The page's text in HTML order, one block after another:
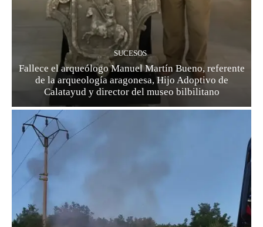
SUCESOS
Fallece el arqueólogo Manuel Martín Bueno, referente
de la arqueología aragonesa, Hijo Adoptivo de
Calatayud y director del museo bilbilitano